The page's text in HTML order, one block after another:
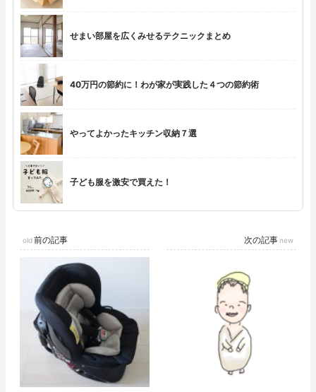
せまい部屋を広くみせるテクニックまとめ
40万円の節約に！わが家が実践した４つの節約術
やってよかったキッチン収納７選
子ども服を激安で買えた！
前の記事 次の記事